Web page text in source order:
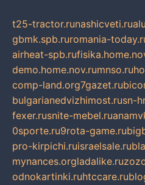
t25-tractor.runashicveti.ru
gbmk.spb.ruromania-
airheat-spb.ru
demo.home.nov.rumnso.ru
comp-land.org7gazet.ru
bulgarianedvizhimost.rusn-
fexer.rusnite-mebel.ru
0sporte.ru9rota-game.ru
pro-kirpichi.ruisraelsale.ru
mynances.orgladalike.ru
odnokartinki.ruhtccare.ru